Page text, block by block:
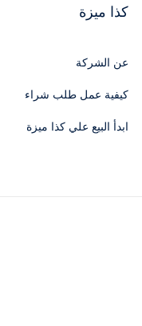
كذا ميزة
عن الشركة
كيفية عمل طلب شراء
ابدأ البيع علي كذا ميزة